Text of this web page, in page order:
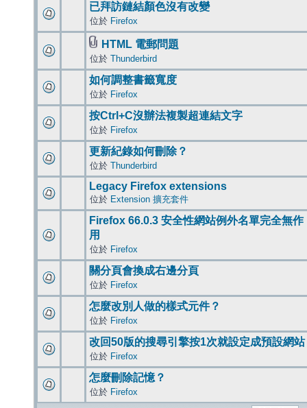
已拜訪鏈結顏色沒有改變
位於 Firefox
HTML 電郵問題
位於 Thunderbird
如何調整書籤寬度
位於 Firefox
按Ctrl+C沒辦法複製超連結文字
位於 Firefox
更新紀錄如何刪除？
位於 Thunderbird
Legacy Firefox extensions
位於 Extension 擴充套件
Firefox 66.0.3 安全性網站例外名單完全無作
用
位於 Firefox
關分頁會換成右邊分頁
位於 Firefox
怎麼改別人做的樣式元件？
位於 Firefox
改回50版的搜尋引擎按1次就設定成預設網站
位於 Firefox
怎麼刪除記憶？
位於 Firefox